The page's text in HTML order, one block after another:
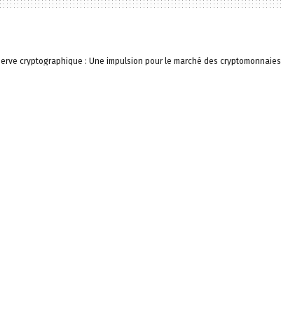
cryptographique : Une impulsion pour le marché des cryptomonnaies